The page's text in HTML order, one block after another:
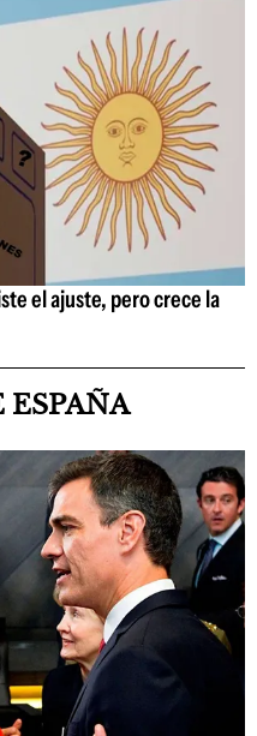
el ajuste, pero crece la